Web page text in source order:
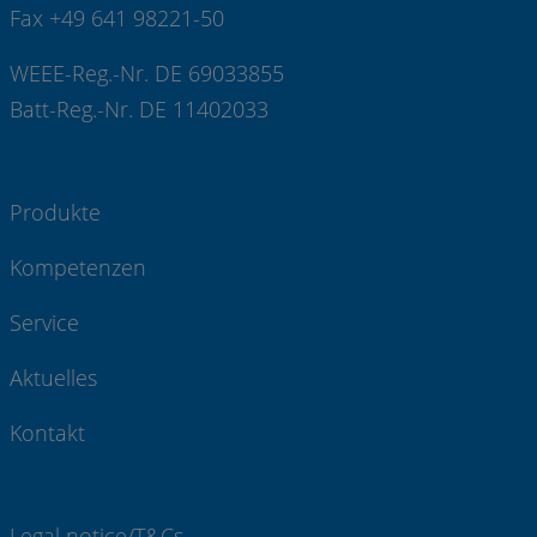
Fax +49 641 98221-50
WEEE-Reg.-Nr. DE 69033855
Batt-Reg.-Nr. DE 11402033
Produkte
Kompetenzen
Service
Aktuelles
Kontakt